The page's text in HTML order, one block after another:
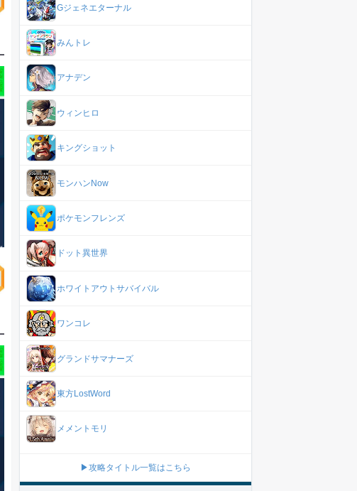
Gジェネエターナル
みんトレ
アナデン
ウィンヒロ
キングショット
モンハンNow
ポケモンフレンズ
ドット異世界
ホワイトアウトサバイバル
ワンコレ
グランドサマナーズ
東方LostWord
メメントモリ
▶攻略タイトル一覧はこちら